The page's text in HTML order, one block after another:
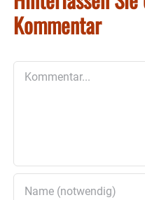
Kommentar